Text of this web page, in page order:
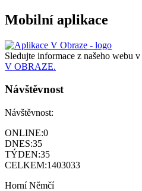
Mobilní aplikace
Sledujte informace z našeho webu v
V OBRAZE.
Návštěvnost
Návštěvnost:
ONLINE:0
DNES:35
TÝDEN:35
CELKEM:1403033
Horní Němčí